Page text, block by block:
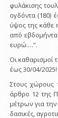
φυλάκισης
ογδόντα (180)
ύψος της κάθε
από
ευρώ.…”.
Οι
έως 30/04/2025!
Στους χώρους
άρθρο 12 της
μέτρων για
δασικές,